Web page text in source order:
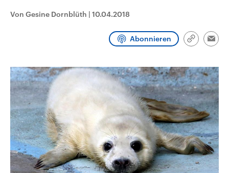
und Hintergründe zu den Parteien
und Kandidaten der anstehenden
Sendungen Programm
Von Gesine Dornblüth | 10.04.2018
Abonnieren
Link